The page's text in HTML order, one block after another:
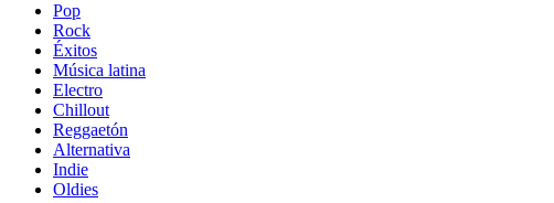
Pop
Rock
Éxitos
Música latina
Electro
Chillout
Reggaetón
Alternativa
Indie
Oldies